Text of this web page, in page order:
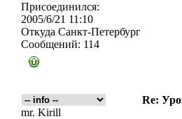
Присоединился:
2005/6/21 11:10
Откуда Санкт-Петербург
Сообщений: 114
Re:
mr. Kirill